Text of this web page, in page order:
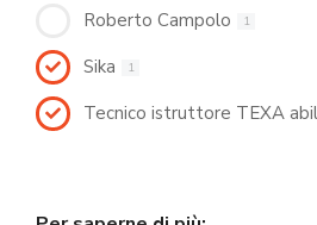
Roberto Campolo 1
Sika 1
Tecnico istruttore TEXA